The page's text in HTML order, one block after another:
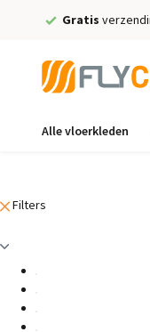
Gratis
Alle vloerkleden
Filters